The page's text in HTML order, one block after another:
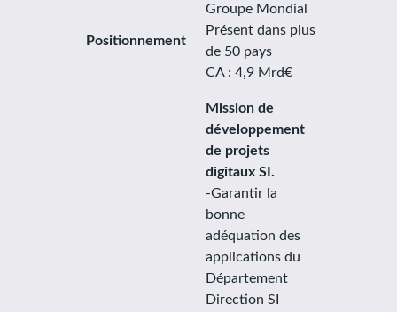
Positionnement
Groupe Mondial
Présent dans plus
de 50 pays
CA : 4,9 Mrd€
Mission de
développement
de projets
digitaux SI.
-Garantir la
bonne
adéquation des
applications du
Département
Direction SI